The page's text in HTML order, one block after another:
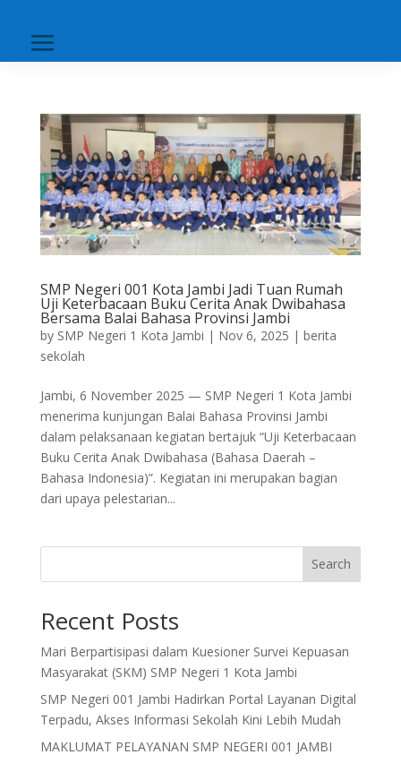
SMP Negeri 001 Kota Jambi Jadi Tuan Rumah
Uji Keterbacaan Buku Cerita Anak Dwibahasa
Bersama Balai Bahasa Provinsi Jambi
by SMP Negeri 1 Kota Jambi | Nov 6, 2025 | berita
sekolah
Jambi, 6 November 2025 — SMP Negeri 1 Kota Jambi
menerima kunjungan Balai Bahasa Provinsi Jambi
dalam pelaksanaan kegiatan bertajuk “Uji Keterbacaan
Buku Cerita Anak Dwibahasa (Bahasa Daerah –
Bahasa Indonesia)”. Kegiatan ini merupakan bagian
dari upaya pelestarian...
Search
Recent Posts
Mari Berpartisipasi dalam Kuesioner Survei Kepuasan
Masyarakat (SKM) SMP Negeri 1 Kota Jambi
SMP Negeri 001 Jambi Hadirkan Portal Layanan Digital
Terpadu, Akses Informasi Sekolah Kini Lebih Mudah
MAKLUMAT PELAYANAN SMP NEGERI 001 JAMBI